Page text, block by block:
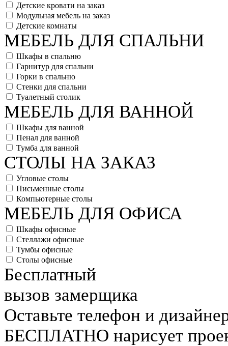
Детские кровати на заказ
Модульная мебель на заказ
Детские комнаты
МЕБЕЛЬ ДЛЯ СПАЛЬНИ
Шкафы в спальню
Гарнитур для спальни
Горки в спальню
Стенки для спальни
Туалетный столик
МЕБЕЛЬ ДЛЯ ВАННОЙ
Шкафы для ванной
Пенал для ванной
Тумба для ванной
СТОЛЫ НА ЗАКАЗ
Угловые столы
Письменные столы
Компьютерные столы
МЕБЕЛЬ ДЛЯ ОФИСА
Шкафы офисные
Стеллажи офисные
Тумбы офисные
Столы офисные
Бесплатный
вызов замерщика
Оставьте телефон и
БЕСПЛАТНО нарисует